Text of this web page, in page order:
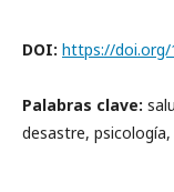
DOI: https://doi.org/
Palabras clave:
desastre,